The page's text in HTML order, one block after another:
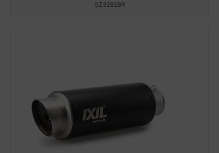
GZ3292BR